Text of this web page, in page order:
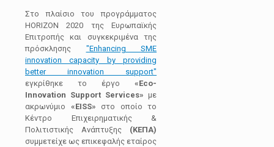
Στο πλαίσιο του προγράμματος
ΗΟRΙΖΟΝ 2020 της Ευρωπαϊκής
Επιτροπής και συγκεκριμένα της
πρόσκλησης "Enhancing SME
innovation capacity by providing
better innovation support"
εγκρίθηκε το έργο«Eco-
Innovation Support Services»με
ακρωνύμιο «EISS» στο οποίο το
Κέντρο Επιχειρηματικής &
Πολιτιστικής Ανάπτυξης (ΚΕΠΑ)
συμμετείχε ως επικεφαλής εταίρος